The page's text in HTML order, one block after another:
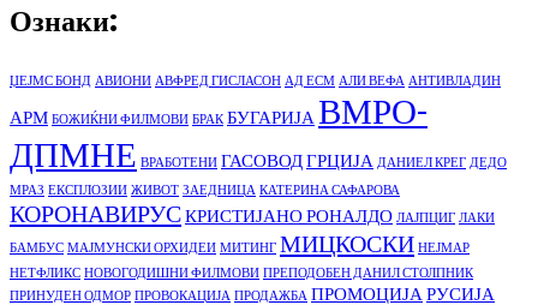
Ознаки:
ЏЕЈМС БОНД АВИОНИ АВФРЕД ГИСЛАСОН АД ЕСМ АЛИ ВЕФА АНТИВЛАДИН
АРМ БОЖИЌНИ ФИЛМОВИ БРАК БУГАРИЈА ВМРО-
ДПМНЕ ВРАБОТЕНИ ГАСОВОДГРЦИЈА ДАНИЕЛ КРЕГ ДЕДО
МРАЗ ЕКСПЛОЗИИ ЖИВОТ ЗАЕДНИЦА КАТЕРИНА САФАРОВА
КОРОНАВИРУСКРИСТИЈАНО РОНАЛДО ЛАЈПЦИГ ЛАКИ
БАМБУС МАЈМУНСКИ ОРХИДЕИ МИТИНГ МИЦКОСКИ НЕЈМАР
НЕТФЛИКС НОВОГОДИШНИ ФИЛМОВИ ПРЕПОДОБЕН ДАНИЛ СТОЛПНИК
ПРИНУДЕН ОДМОР ПРОВОКАЦИЈА ПРОДАЖБА ПРОМОЦИЈА РУСИЈА